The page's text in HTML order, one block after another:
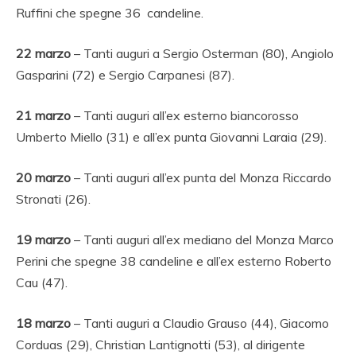
Ruffini che spegne 36 candeline.
22 marzo – Tanti auguri a Sergio Osterman (80), Angiolo
Gasparini (72) e Sergio Carpanesi (87).
21 marzo – Tanti auguri all’ex esterno biancorosso
Umberto Miello (31) e all’ex punta Giovanni Laraia (29).
20 marzo – Tanti auguri all’ex punta del Monza Riccardo
Stronati (26).
19 marzo – Tanti auguri all’ex mediano del Monza Marco
Perini che spegne 38 candeline e all’ex esterno Roberto
Cau (47).
18 marzo – Tanti auguri a Claudio Grauso (44), Giacomo
Corduas (29), Christian Lantignotti (53), al dirigente